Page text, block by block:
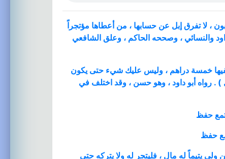
، لا تفرق إبل عن حسابها ، من أعطاها مؤتجراً
والنسائي ، وصححه الحاكم ، وعلق الشافعي
خمسة دراهم ، وليس عليك شيء حتى يكون
. رواه أبو داود ، وهو حسن ، وقد اختلف في
حفظ
حفظ
يتيماً له مال ، فليتجر له ولا يتركه حتى